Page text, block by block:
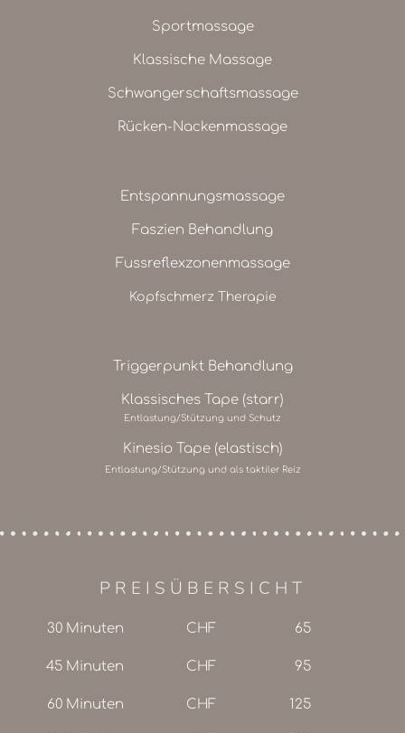
Sportmassage
Klassische Massage
Schwangerschaftsmassage
Rücken-Nackenmassage
Entspannungsmassage
Faszien Behandlung
Fussreflexzonenmassage
Kopfschmerz Therapie
Triggerpunkt Behandlung
Klassisches Tape (starr)
Entlastung/Stützung und Schutz
Kinesio Tape (elastisch)
Entlastung/Stützung und als taktiler Reiz
PREISÜBERSICHT
30 Minuten CHF 65
45 Minuten CHF 95
60 Minuten CHF 125